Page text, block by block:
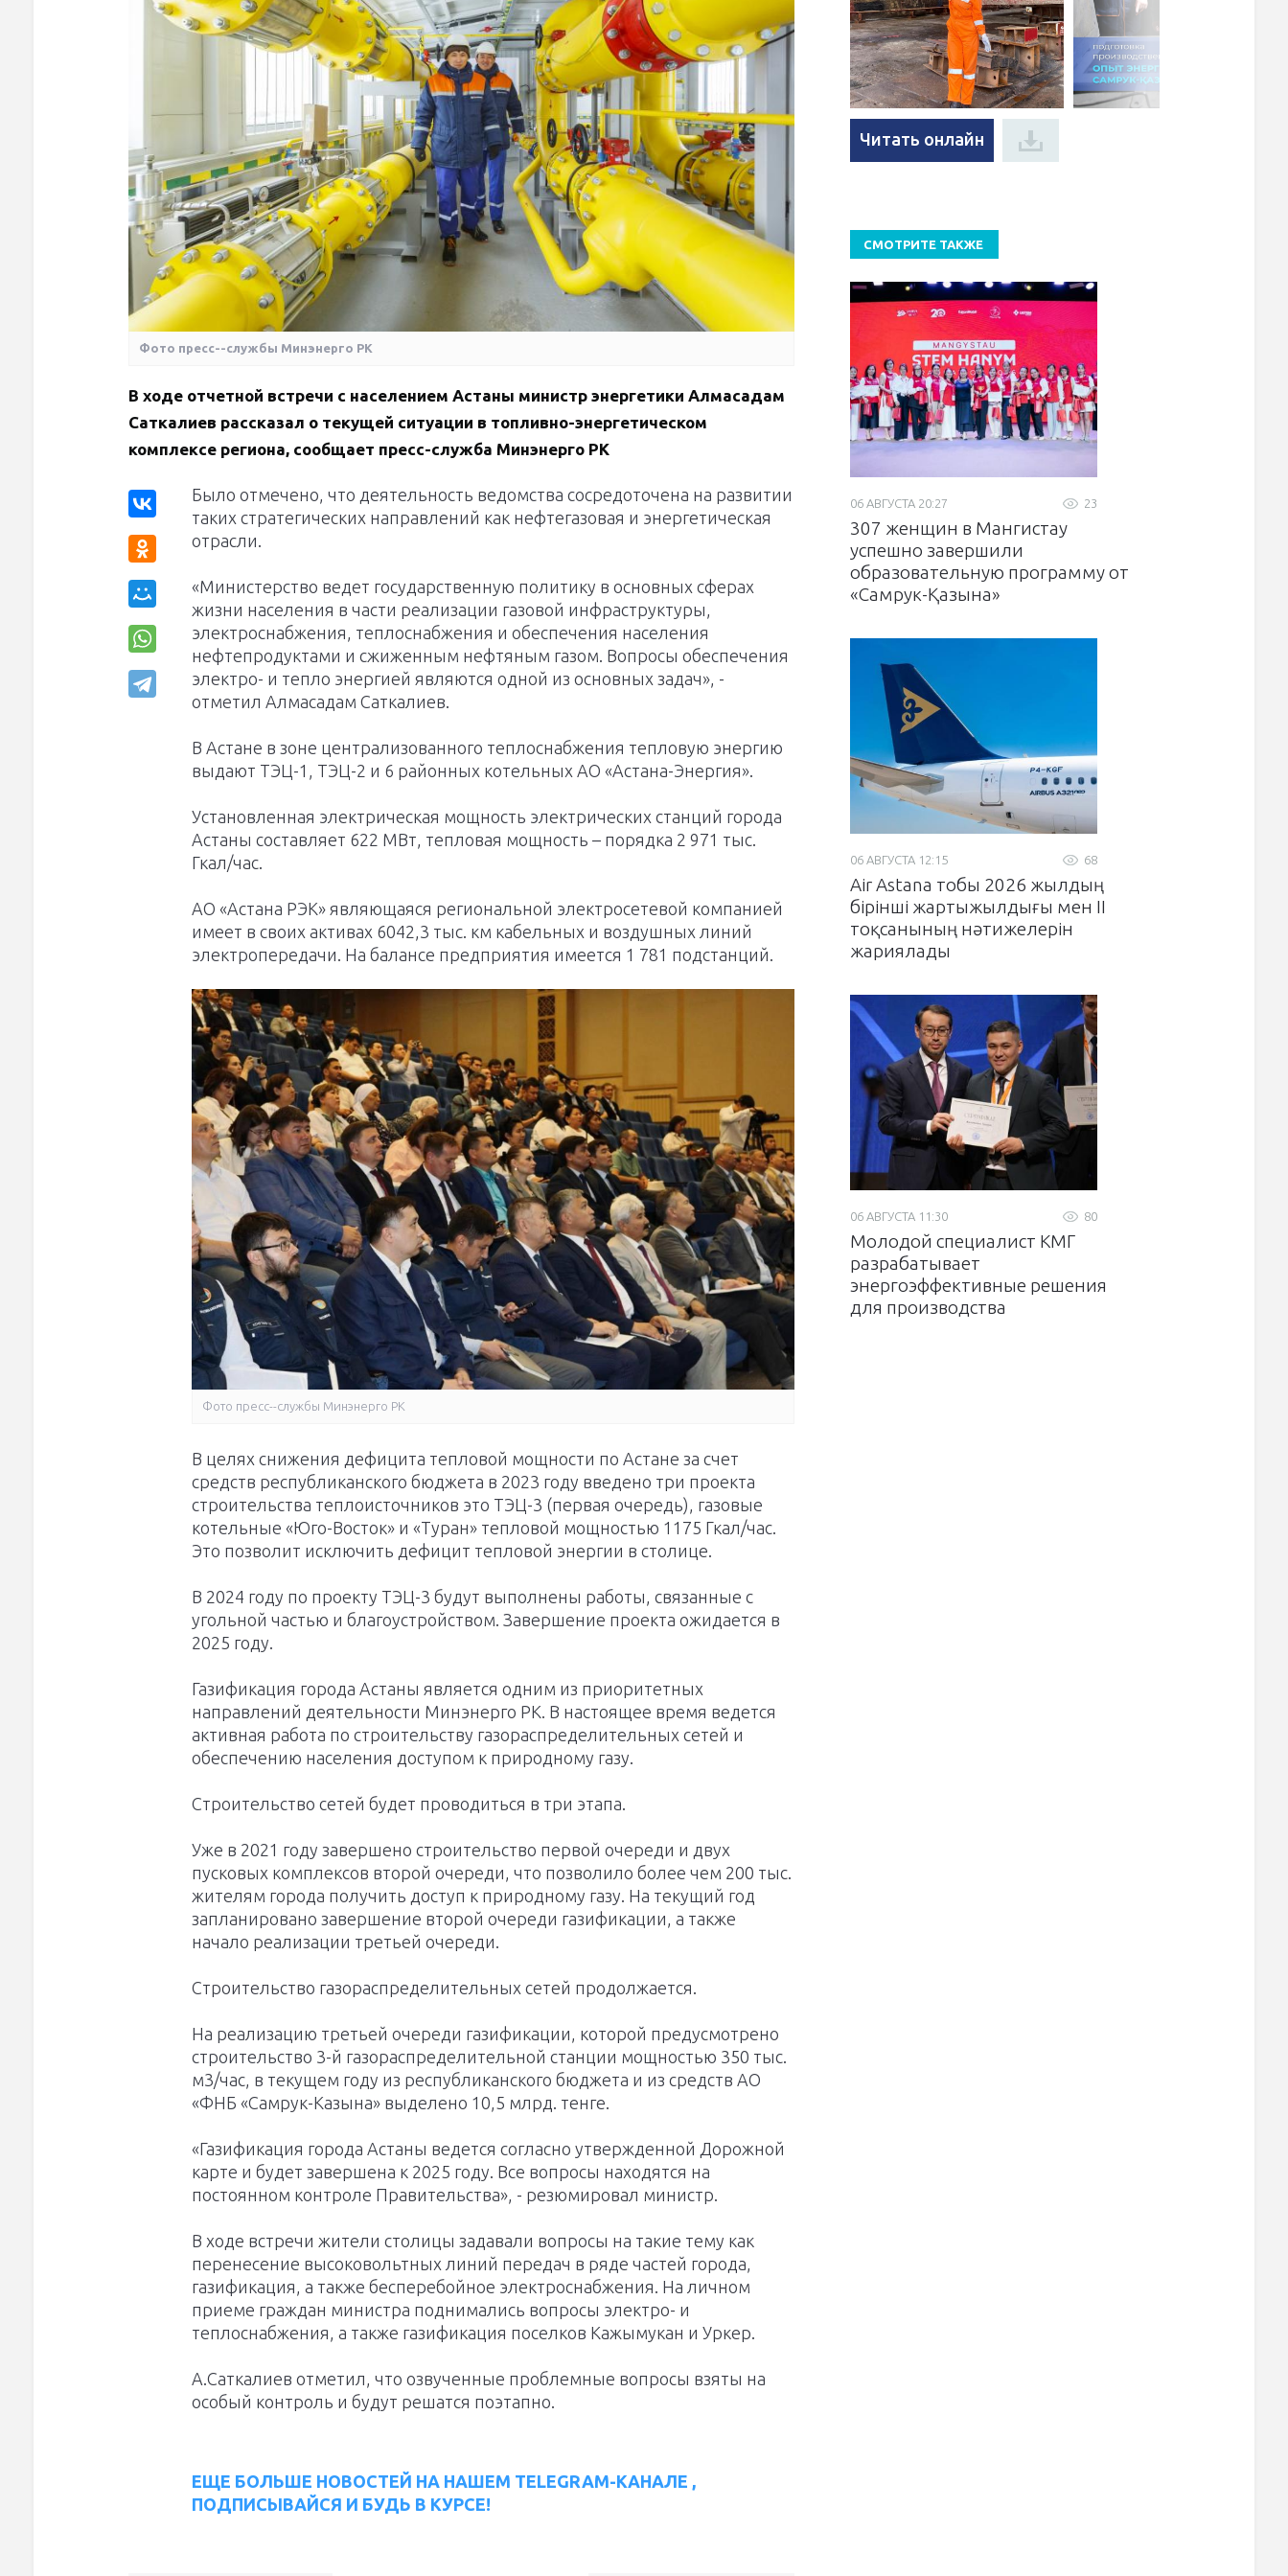
Фото пресс--службы Минэнерго РК
В ходе отчетной встречи с населением Астаны министр энергетики Алмасадам
Саткалиев рассказал о текущей ситуации в топливно-энергетическом
комплексе региона, сообщает пресс-служба Минэнерго РК
Было отмечено, что деятельность ведомства сосредоточена на развитии
таких стратегических направлений как нефтегазовая и энергетическая
отрасли.
«Министерство ведет государственную политику в основных сферах
жизни населения в части реализации газовой инфраструктуры,
электроснабжения, теплоснабжения и обеспечения населения
нефтепродуктами и сжиженным нефтяным газом. Вопросы обеспечения
электро- и тепло энергией являются одной из основных задач», -
отметил Алмасадам Саткалиев.
В Астане в зоне централизованного теплоснабжения тепловую энергию
выдают ТЭЦ-1, ТЭЦ-2 и 6 районных котельных АО «Астана-Энергия».
Установленная электрическая мощность электрических станций города
Астаны составляет 622 МВт, тепловая мощность – порядка 2 971 тыс.
Гкал/час.
АО «Астана РЭК» являющаяся региональной электросетевой компанией
имеет в своих активах 6042,3 тыс. км кабельных и воздушных линий
электропередачи. На балансе предприятия имеется 1 781 подстанций.
Фото пресс--службы Минэнерго РК
В целях снижения дефицита тепловой мощности по Астане за счет
средств республиканского бюджета в 2023 году введено три проекта
строительства теплоисточников это ТЭЦ-3 (первая очередь), газовые
котельные «Юго-Восток» и «Туран» тепловой мощностью 1175 Гкал/час.
Это позволит исключить дефицит тепловой энергии в столице.
В 2024 году по проекту ТЭЦ-3 будут выполнены работы, связанные с
угольной частью и благоустройством. Завершение проекта ожидается в
2025 году.
Газификация города Астаны является одним из приоритетных
направлений деятельности Минэнерго РК. В настоящее время ведется
активная работа по строительству газораспределительных сетей и
обеспечению населения доступом к природному газу.
Строительство сетей будет проводиться в три этапа.
Уже в 2021 году завершено строительство первой очереди и двух
пусковых комплексов второй очереди, что позволило более чем 200 тыс.
жителям города получить доступ к природному газу. На текущий год
запланировано завершение второй очереди газификации, а также
начало реализации третьей очереди.
Строительство газораспределительных сетей продолжается.
На реализацию третьей очереди газификации, которой предусмотрено
строительство 3-й газораспределительной станции мощностью 350 тыс.
м3/час, в текущем году из республиканского бюджета и из средств АО
«ФНБ «Самрук-Казына» выделено 10,5 млрд. тенге.
«Газификация города Астаны ведется согласно утвержденной Дорожной
карте и будет завершена к 2025 году. Все вопросы находятся на
постоянном контроле Правительства», - резюмировал министр.
В ходе встречи жители столицы задавали вопросы на такие тему как
перенесение высоковольтных линий передач в ряде частей города,
газификация, а также бесперебойное электроснабжения. На личном
приеме граждан министра поднимались вопросы электро- и
теплоснабжения, а также газификация поселков Кажымукан и Уркер.
А.Саткалиев отметил, что озвученные проблемные вопросы взяты на
особый контроль и будут решатся поэтапно.
ЕЩЕ БОЛЬШЕ НОВОСТЕЙ НА НАШЕМ TELEGRAM-КАНАЛЕ ,
ПОДПИСЫВАЙСЯ И БУДЬ В КУРСЕ!
Читать онлайн
СМОТРИТЕ ТАКЖЕ
23
06 АВГУСТА 20:27
307 женщин в Мангистау
успешно завершили
образовательную программу от
«Самрук-Қазына»
68
06 АВГУСТА 12:15
Air Astana тобы 2026 жылдың
бірінші жартыжылдығы мен II
тоқсанының нәтижелерін
жариялады
80
06 АВГУСТА 11:30
Молодой специалист КМГ
разрабатывает
энергоэффективные решения
для производства